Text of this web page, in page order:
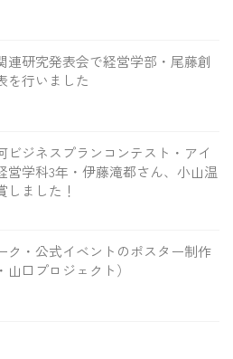
連研究発表会で経営学部・尾藤創
を行いました
ビジネスプランコンテスト・アイ
営学科3年・伊藤滝都さん、小山温
しました！
ク・公式イベントのポスター制作
口プロジェクト）